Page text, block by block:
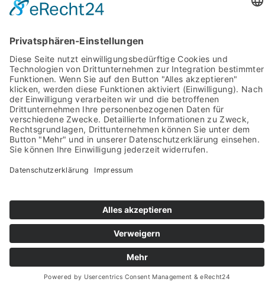
Impressum
Pictures from:www.freepik.com
© 2022-2026 stein-mosaik.de